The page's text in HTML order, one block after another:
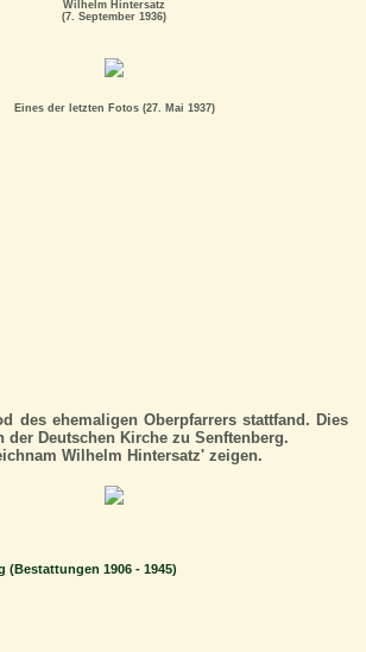
Wilhelm Hintersatz
(7. September 1936)
Eines der letzten Fotos (27. Mai 1937)
des ehemaligen Oberpfarrers stattfand. Dies
Deutschen Kirche zu Senftenberg.
Wilhelm Hintersatz' zeigen.
1906 - 1945)